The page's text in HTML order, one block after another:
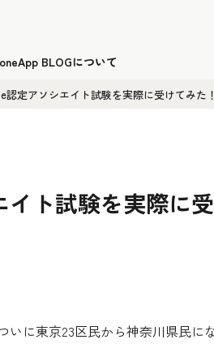
BLOGについて
認定アソシエイト試験を実際に受けてみた！
ト試験を実際に
に東京23区民から神奈川県民に